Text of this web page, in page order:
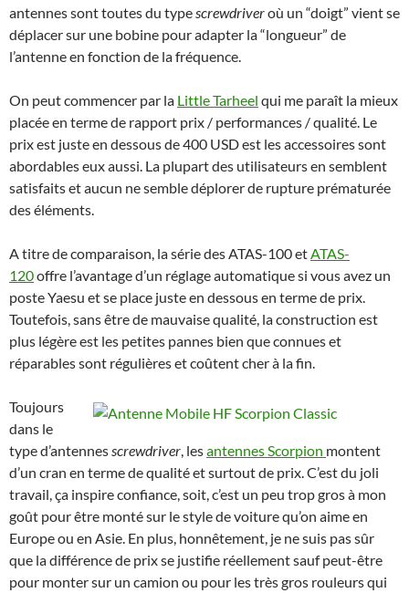
antennes sont toutes du type screwdriveroù un “doigt” vient se
déplacer sur une bobine pour adapter la “longueur” de
l’antenne en fonction de la fréquence.
On peut commencer par la Little Tarheel qui me paraît la mieux
placée en terme de rapport prix / performances / qualité. Le
prix est juste en dessous de 400 USD est les accessoires sont
abordables eux aussi. La plupart des utilisateurs en semblent
satisfaits et aucun ne semble déplorer de rupture prématurée
des éléments.
A titre de comparaison, la série des ATAS-100 et ATAS-
120offre l’avantage d’un réglage automatique si vous avez un
poste Yaesu et se place juste en dessous en terme de prix.
Toutefois, sans être de mauvaise qualité, la construction est
plus légère est les petites pannes bien que connues et
réparables sont régulières et coûtent cher à la fin.
Toujours
dans le
type d’antennes screwdriver , lesantennes Scorpion montent
d’un cran en terme de qualité et surtout de prix. C’est du joli
travail, ça inspire confiance, soit, c’est un peu trop gros à mon
goût pour être monté sur le style de voiture qu’on aime en
Europe ou en Asie. En plus, honnêtement, je ne suis pas sûr
que la différence de prix se justifie réellement sauf peut-être
pour monter sur un camion ou pour les très gros rouleurs qui